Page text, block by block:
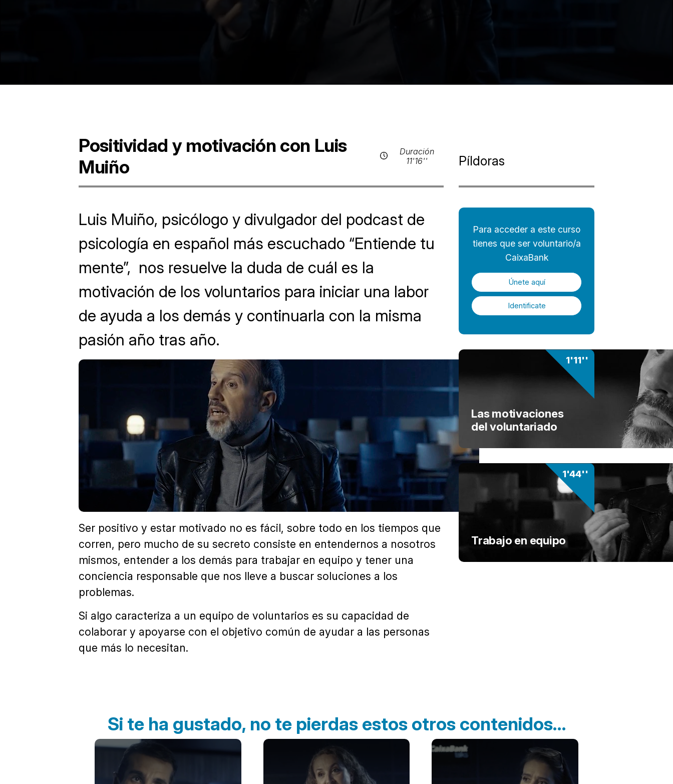
Positividad y motivación con Luis
Muiño
Duración
11'16''
Luis Muiño, psicólogo y divulgador del podcast de
psicología en español más escuchado “Entiende tu
mente”, nos resuelve la duda de cuál es la
motivación de los voluntarios para iniciar una labor
de ayuda a los demás y continuarla con la misma
pasión año tras año.
Ser positivo y estar motivado no es fácil, sobre todo en los tiempos que
corren, pero mucho de su secreto consiste en entendernos a nosotros
mismos, entender a los demás para trabajar en equipo y tener una
conciencia responsable que nos lleve a buscar soluciones a los
problemas.
Si algo caracteriza a un equipo de voluntarios es su capacidad de
colaborar y apoyarse con el objetivo común de ayudar a las personas
que más lo necesitan.
Píldoras
Para acceder a este curso
tienes que ser voluntario/a
CaixaBank
Únete aquí
Identificate
1'11''
Las motivaciones
del voluntariado
1'44''
Trabajo en equipo
Si te ha gustado, no te pierdas estos otros contenidos…